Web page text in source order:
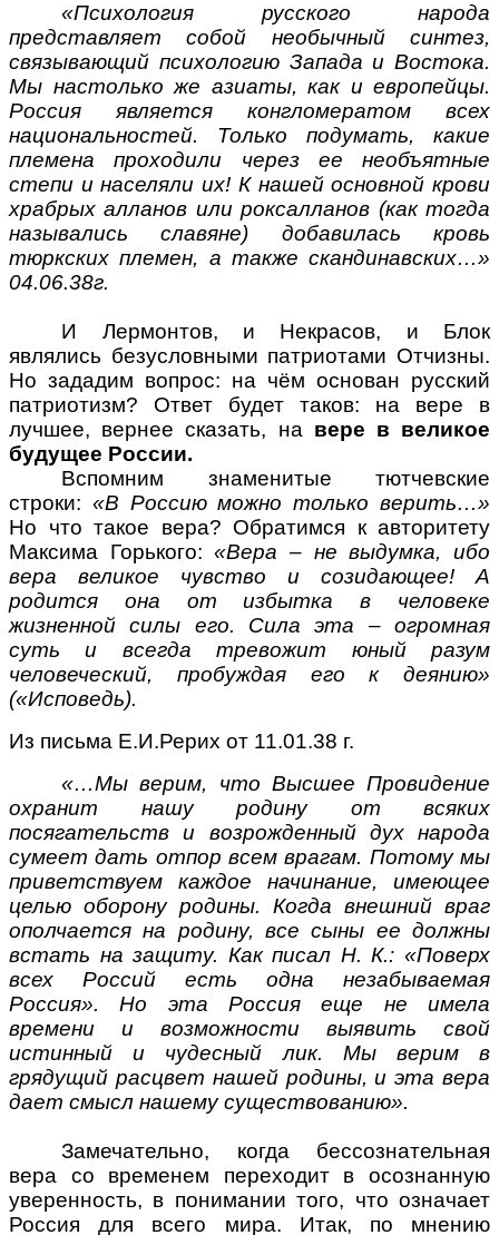
«Психология русского народа
представляет собой необычный синтез,
связывающий психологию Запада и Востока.
Мы настолько же азиаты, как и европейцы.
Россия является конгломератом всех
национальностей. Только подумать, какие
племена проходили через ее необъятные
степи и населяли их! К нашей основной крови
храбрых алланов или роксалланов (как тогда
назывались славяне) добавилась кровь
тюркских племен, а также скандинавских…»
04.06.38г.
И Лермонтов, и Некрасов, и Блок
являлись безусловными патриотами Отчизны.
Но зададим вопрос: на чём основан русский
патриотизм? Ответ будет таков: на вере в
лучшее, вернее сказать, на вере в великое
будущее России.
Вспомним знаменитые тютчевские
строки: «В Россию можно только верить…»
Но что такое вера? Обратимся к авторитету
Максима Горького:«Вера – не выдумка, ибо
вера великое чувство и созидающее! А
родится она от избытка в человеке
жизненной силы его. Сила эта – огромная
суть и всегда тревожит юный разум
человеческий, пробуждая его к деянию»
(«Исповедь).
Из письма Е.И.Рерих от 11.01.38 г.
«…Мы верим, что Высшее Провидение
охранит нашу родину от всяких
посягательств и возрожденный дух народа
сумеет дать отпор всем врагам. Потому мы
приветствуем каждое начинание, имеющее
целью оборону родины. Когда внешний враг
ополчается на родину, все сыны ее должны
встать на защиту. Как писал Н. К.: «Поверх
всех Россий есть одна незабываемая
Россия». Но эта Россия еще не имела
времени и возможности выявить свой
истинный и чудесный лик. Мы верим в
грядущий расцвет нашей родины, и эта вера
дает смысл нашему существованию».
Замечательно, когда бессознательная
вера со временем переходит в осознанную
уверенность, в понимании того, что означает
Россия для всего мира. Итак, по мнению